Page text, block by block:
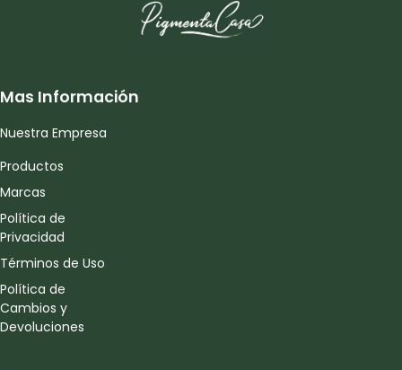
Mas Información
Nuestra Empresa
Productos
Marcas
Política de
Privacidad
Términos de Uso
Política de
Cambios y
Devoluciones